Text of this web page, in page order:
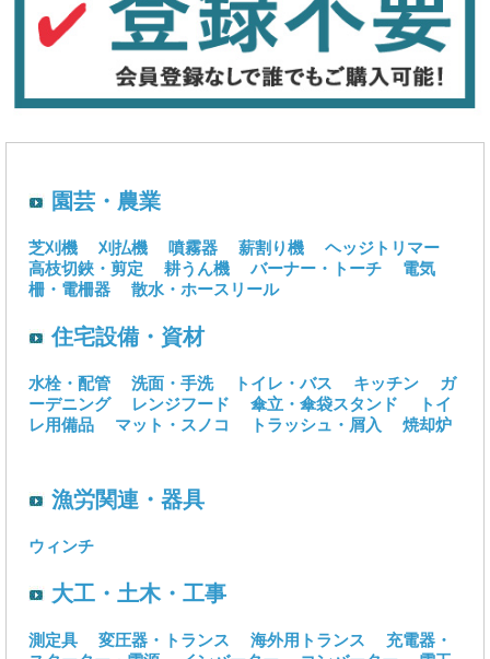
園芸・農業
芝刈機 刈払機 噴霧器 薪割り機
ヘッジトリマー
高枝切鋏・剪定
耕うん機 バーナー・トーチ
電気
柵・電柵器
散水・ホースリール
住宅設備・資材
水栓・配管 洗面・手洗 トイレ・バス キッチン
ガ
ーデニング
レンジフード 傘立・傘袋スタンド
トイ
レ用備品
マット・スノコ トラッシュ・屑入 焼却炉
漁労関連・器具
ウィンチ
大工・土木・工事
測定具 変圧器・トランス 海外用トランス
充電器・